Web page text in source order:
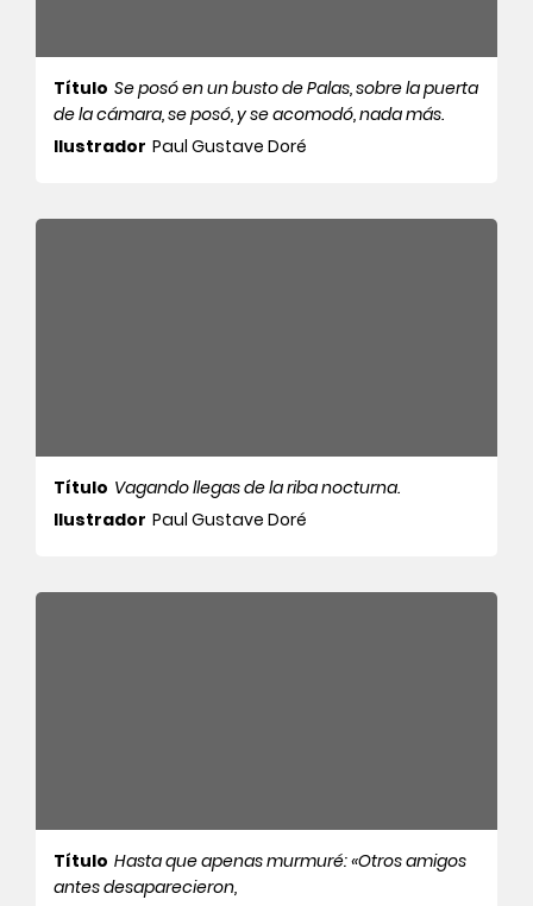
Título Se posó en un busto de Palas, sobre la puerta
de la cámara, se posó, y se acomodó, nada más.
Ilustrador Paul Gustave Doré
Título Vagando llegas de la riba nocturna.
Ilustrador Paul Gustave Doré
Título Hasta que apenas murmuré: «Otros amigos
antes desaparecieron,